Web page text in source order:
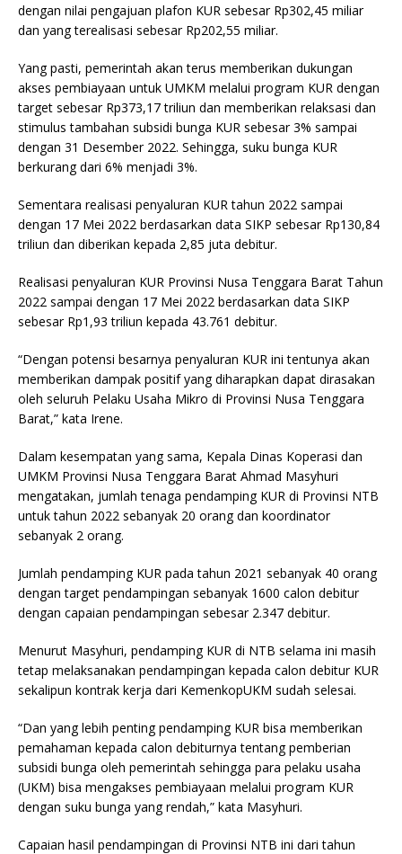
dengan nilai pengajuan plafon KUR sebesar Rp302,45 miliar
dan yang terealisasi sebesar Rp202,55 miliar.
Yang pasti, pemerintah akan terus memberikan dukungan
akses pembiayaan untuk UMKM melalui program KUR dengan
target sebesar Rp373,17 triliun dan memberikan relaksasi dan
stimulus tambahan subsidi bunga KUR sebesar 3% sampai
dengan 31 Desember 2022. Sehingga, suku bunga KUR
berkurang dari 6% menjadi 3%.
Sementara realisasi penyaluran KUR tahun 2022 sampai
dengan 17 Mei 2022 berdasarkan data SIKP sebesar Rp130,84
triliun dan diberikan kepada 2,85 juta debitur.
Realisasi penyaluran KUR Provinsi Nusa Tenggara Barat Tahun
2022 sampai dengan 17 Mei 2022 berdasarkan data SIKP
sebesar Rp1,93 triliun kepada 43.761 debitur.
“Dengan potensi besarnya penyaluran KUR ini tentunya akan
memberikan dampak positif yang diharapkan dapat dirasakan
oleh seluruh Pelaku Usaha Mikro di Provinsi Nusa Tenggara
Barat,” kata Irene.
Dalam kesempatan yang sama, Kepala Dinas Koperasi dan
UMKM Provinsi Nusa Tenggara Barat Ahmad Masyhuri
mengatakan, jumlah tenaga pendamping KUR di Provinsi NTB
untuk tahun 2022 sebanyak 20 orang dan koordinator
sebanyak 2 orang.
Jumlah pendamping KUR pada tahun 2021 sebanyak 40 orang
dengan target pendampingan sebanyak 1600 calon debitur
dengan capaian pendampingan sebesar 2.347 debitur.
Menurut Masyhuri, pendamping KUR di NTB selama ini masih
tetap melaksanakan pendampingan kepada calon debitur KUR
sekalipun kontrak kerja dari KemenkopUKM sudah selesai.
“Dan yang lebih penting pendamping KUR bisa memberikan
pemahaman kepada calon debiturnya tentang pemberian
subsidi bunga oleh pemerintah sehingga para pelaku usaha
(UKM) bisa mengakses pembiayaan melalui program KUR
dengan suku bunga yang rendah,” kata Masyhuri.
Capaian hasil pendampingan di Provinsi NTB ini dari tahun